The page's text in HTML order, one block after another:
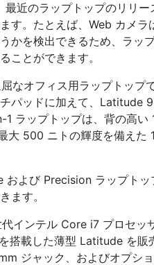
近のラップトップのリリ
す。たとえば、Web カメ
かを検出できるため、ラッ
ことができます。
なオフィス用ラップトッ
パッドに加えて、
ラップトップは、背の高
大 500 ニトの輝度を備え
および Precision ラップト
ます。
インテル Core i7 プロセ
搭載した薄型 Latitude を販
ジャック、およびオプシ